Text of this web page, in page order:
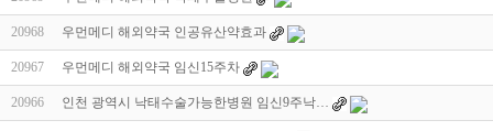
20968 우먼메디 해외약국 인공유산약효과
20967 우먼메디 해외약국 임신15주차
20966 인천 광역시 낙태수술가능한병원 임신9주낙…